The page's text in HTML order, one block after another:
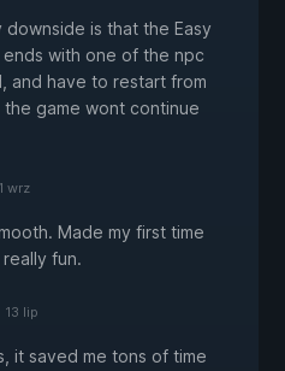
downside is that the Easy
with one of the npc
and have to restart from
game wont continue
wrz
Made my first time
fun.
13 lip
it saved me tons of time